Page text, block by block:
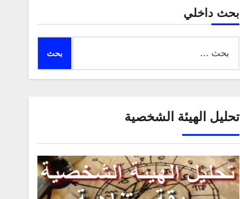
بحث داخلي
عن:
تحليل الهيئة الشخصية